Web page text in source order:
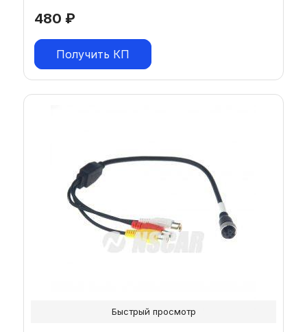
480 ₽
Получить КП
Быстрый просмотр